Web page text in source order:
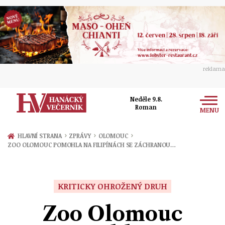
reklama
Neděle 9.8.
Roman
MENU
Zprávy
Ekonomika
HLAVNÍ STRANA › ZPRÁVY › OLOMOUC ›
ZOO OLOMOUC POMOHLA NA FILIPÍNÁCH SE ZÁCHRANOU…
KRITICKY OHROŽENÝ DRUH
Zoo Olomouc